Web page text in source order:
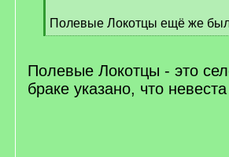
q
]
Полевые Локотцы ещё же
[
q
]
Полевые Локотцы - это
браке указано, что